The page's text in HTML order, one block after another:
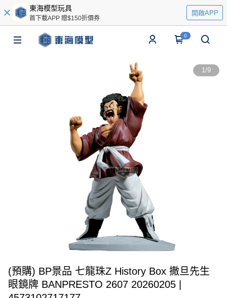
東海模型玩具
首下載APP 贈$150折價券
開啟APP
0
1/9
(預購) BP景品 七龍珠Z History Box 撒旦先生
眼鏡牌 BANPRESTO 2607 20260205 |